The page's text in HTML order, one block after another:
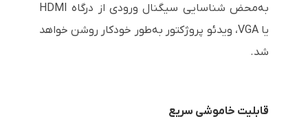
به‌محض شناسایی سیگنال ورودی از درگاه HDMI
یاVGA، ویدئو پروژکتور به‌طور خودکار روشن خواهد
شد.
قابلیت خاموشی سریع